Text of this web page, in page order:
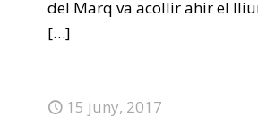
del Marq va acollir ahir el
[…]
15 juny, 2017